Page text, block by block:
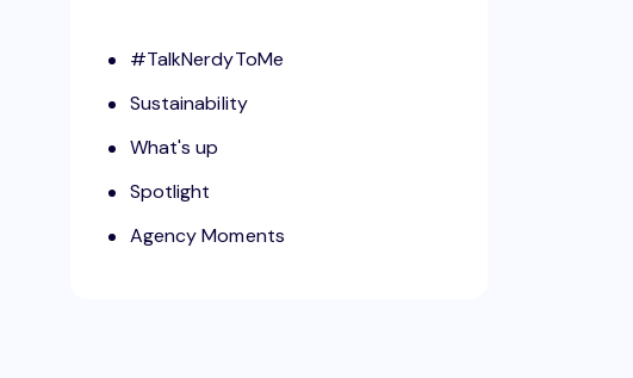
#TalkNerdyToMe
Sustainability
What's up
Spotlight
Agency Moments